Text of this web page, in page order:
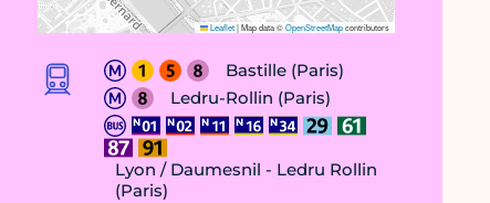
Leaflet|Map data ©OpenStreetMapcontributors
Bastille (Paris)
Ledru-Rollin (Paris)
Lyon / Daumesnil - Ledru Rollin
(Paris)